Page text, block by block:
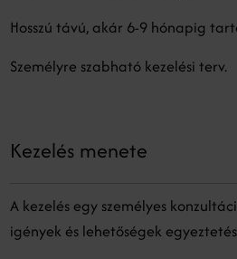
Hosszú távú, akár 6-9 hónapig
Személyre szabható kezelési terv.
Kezelés menete
A kezelés egy személyes
igények és lehetőségek